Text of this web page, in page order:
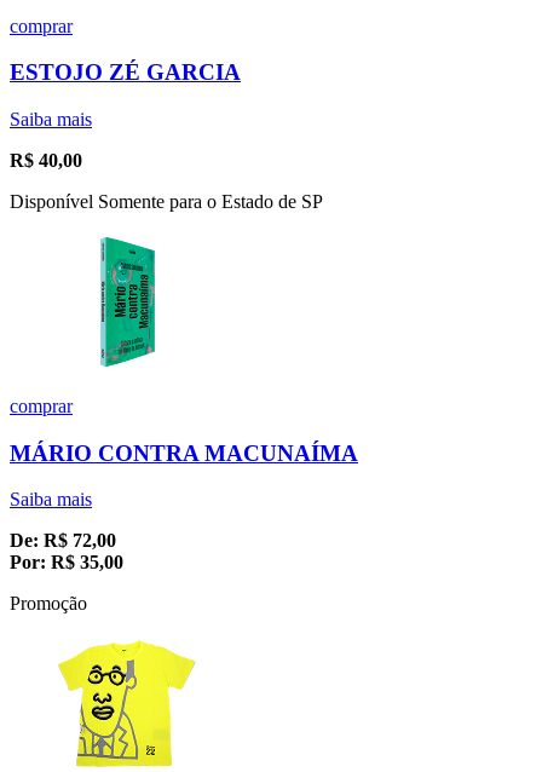
comprar
ESTOJO ZÉ GARCIA
Saiba mais
R$ 40,00
Disponível Somente para o Estado de SP
comprar
MÁRIO CONTRA MACUNAÍMA
Saiba mais
De: R$ 72,00
Por: R$ 35,00
Promoção